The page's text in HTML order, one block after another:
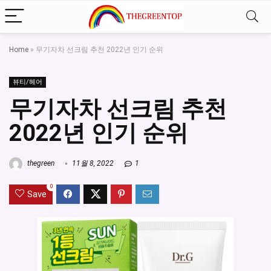
Home » 무기자차 선크림 추천 2022년 인기 순위
뷰티/헤어
무기자차 선크림 추천
2022년 인기 순위
thegreen 11월 8, 2022 1
Save
0